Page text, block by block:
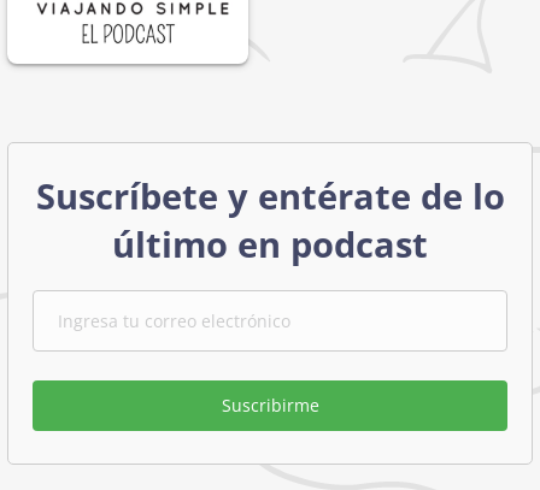
Suscríbete y entérate de lo
último en podcast
Suscribirme